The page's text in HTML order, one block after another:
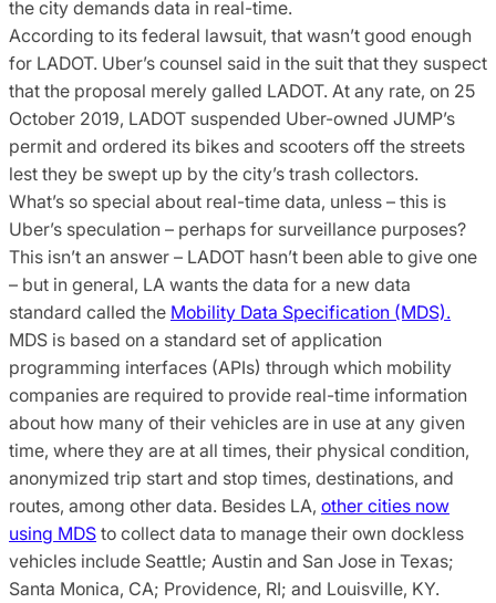
the city demands data in real-time.
According to its federal lawsuit, that wasn’t good enough
for LADOT. Uber’s counsel said in the suit that they suspect
that the proposal merely galled LADOT. At any rate, on 25
October 2019, LADOT suspended Uber-owned JUMP’s
permit and ordered its bikes and scooters off the streets
lest they be swept up by the city’s trash collectors.
What’s so special about real-time data, unless – this is
Uber’s speculation – perhaps for surveillance purposes?
This isn’t an answer – LADOT hasn’t been able to give one
– but in general, LA wants the data for a new data
standard called the Mobility Data Specification (MDS).
MDS is based on a standard set of application
programming interfaces (APIs) through which mobility
companies are required to provide real-time information
about how many of their vehicles are in use at any given
time, where they are at all times, their physical condition,
anonymized trip start and stop times, destinations, and
routes, among other data. Besides LA, other cities now
using MDS to collect data to manage their own dockless
vehicles include Seattle; Austin and San Jose in Texas;
Santa Monica, CA; Providence, RI; and Louisville, KY.